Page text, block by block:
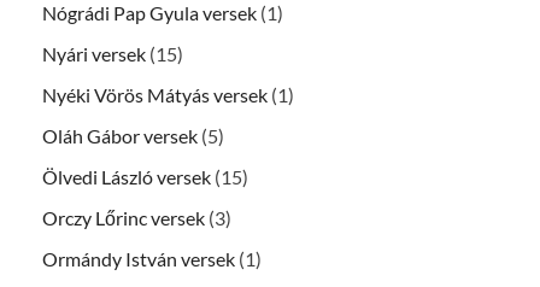
Nógrádi Pap Gyula versek (1)
Nyári versek (15)
Nyéki Vörös Mátyás versek (1)
Oláh Gábor versek (5)
Ölvedi László versek (15)
Orczy Lőrinc versek (3)
Ormándy István versek (1)